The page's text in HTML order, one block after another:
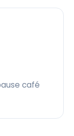
café